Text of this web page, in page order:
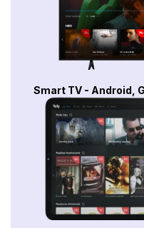
Smart TV - Android,